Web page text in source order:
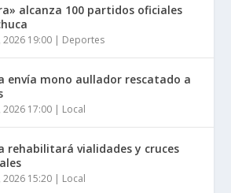
alcanza 100 partidos oficiales
19:00 | Deportes
envía mono aullador rescatado a
17:00 | Local
rehabilitará vialidades y cruces
15:20 | Local